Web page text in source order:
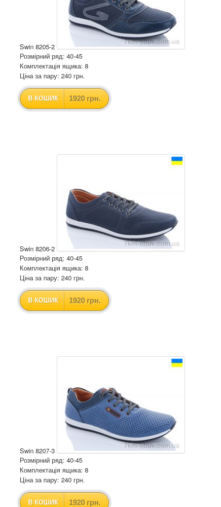
Swin 8205-2
Розмірний ряд: 40-45
Комплектація ящика: 8
Ціна за пару: 240 грн.
В КОШИК 1920 грн.
Swin 8206-2
Розмірний ряд: 40-45
Комплектація ящика: 8
Ціна за пару: 240 грн.
В КОШИК 1920 грн.
Swin 8207-3
Розмірний ряд: 40-45
Комплектація ящика: 8
Ціна за пару: 240 грн.
В КОШИК 1920 грн.